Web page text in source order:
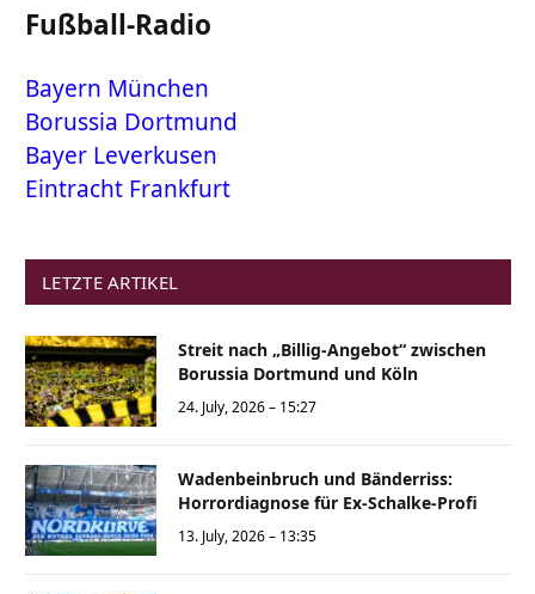
Fußball-Radio
Bayern München
Borussia Dortmund
Bayer Leverkusen
Eintracht Frankfurt
LETZTE ARTIKEL
Streit nach „Billig-Angebot“ zwischen
Borussia Dortmund und Köln
24. July, 2026 – 15:27
Wadenbeinbruch und Bänderriss:
Horrordiagnose für Ex-Schalke-Profi
13. July, 2026 – 13:35